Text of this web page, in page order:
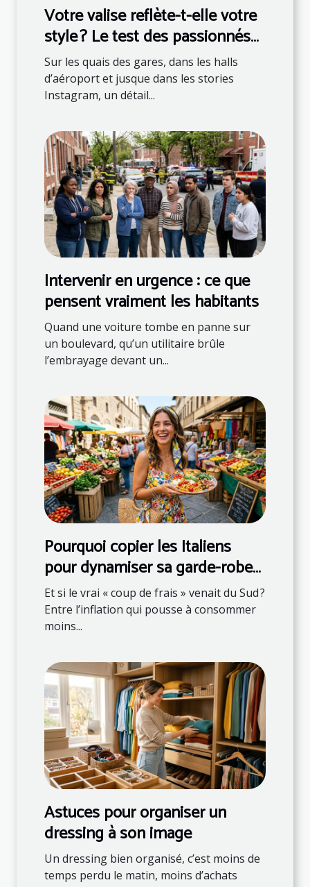
Votre valise reflète-t-elle votre
style ? Le test des passionnés
de mode
Sur les quais des gares, dans les halls
d’aéroport et jusque dans les stories
Instagram, un détail...
Intervenir en urgence : ce que
pensent vraiment les habitants
Quand une voiture tombe en panne sur
un boulevard, qu’un utilitaire brûle
l’embrayage devant un...
Pourquoi copier les Italiens
pour dynamiser sa garde-robe
et son assiette
Et si le vrai « coup de frais » venait du Sud ?
Entre l’inflation qui pousse à consommer
moins...
Astuces pour organiser un
dressing à son image
Un dressing bien organisé, c’est moins de
temps perdu le matin, moins d’achats